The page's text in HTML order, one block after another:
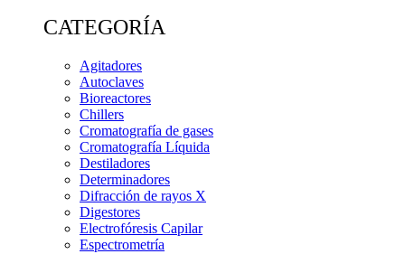
CATEGORÍA
Agitadores
Autoclaves
Bioreactores
Chillers
Cromatografía de gases
Cromatografía Líquida
Destiladores
Determinadores
Difracción de rayos X
Digestores
Electrofóresis Capilar
Espectrometría